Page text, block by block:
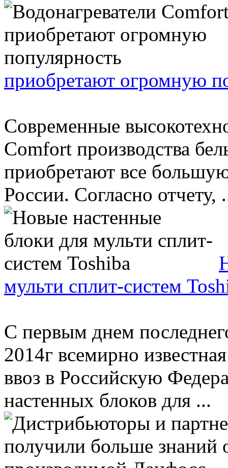
приобретают огромную
Современные
Comfort производства
приобретают все
России. Согласно отчету,
мульти сплит-систем
С первым днем
2014г всемирно
ввоз в Российскую
настенных блоков для ...